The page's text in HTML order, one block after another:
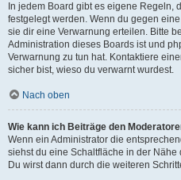
In jedem Board gibt es eigene Regeln,
festgelegt werden. Wenn du gegen
sie dir eine Verwarnung erteilen. Bitte
Administration dieses Boards ist und
Verwarnung zu tun hat. Kontaktiere
sicher bist, wieso du verwarnt wurdest.
Nach oben
Wie kann ich Beiträge den
Wenn ein Administrator die
siehst du eine Schaltfläche in der
Du wirst dann durch die weiteren